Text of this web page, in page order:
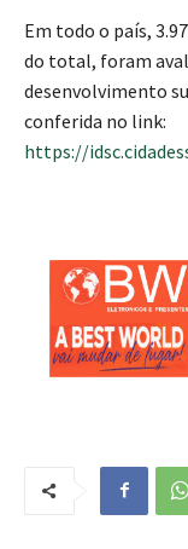
Em todo o país,
do total, foram
desenvolvimento
conferida no link:
https://